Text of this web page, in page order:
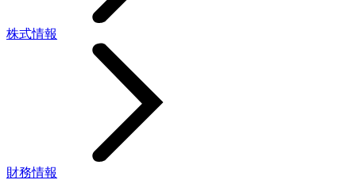
株式情報
財務情報